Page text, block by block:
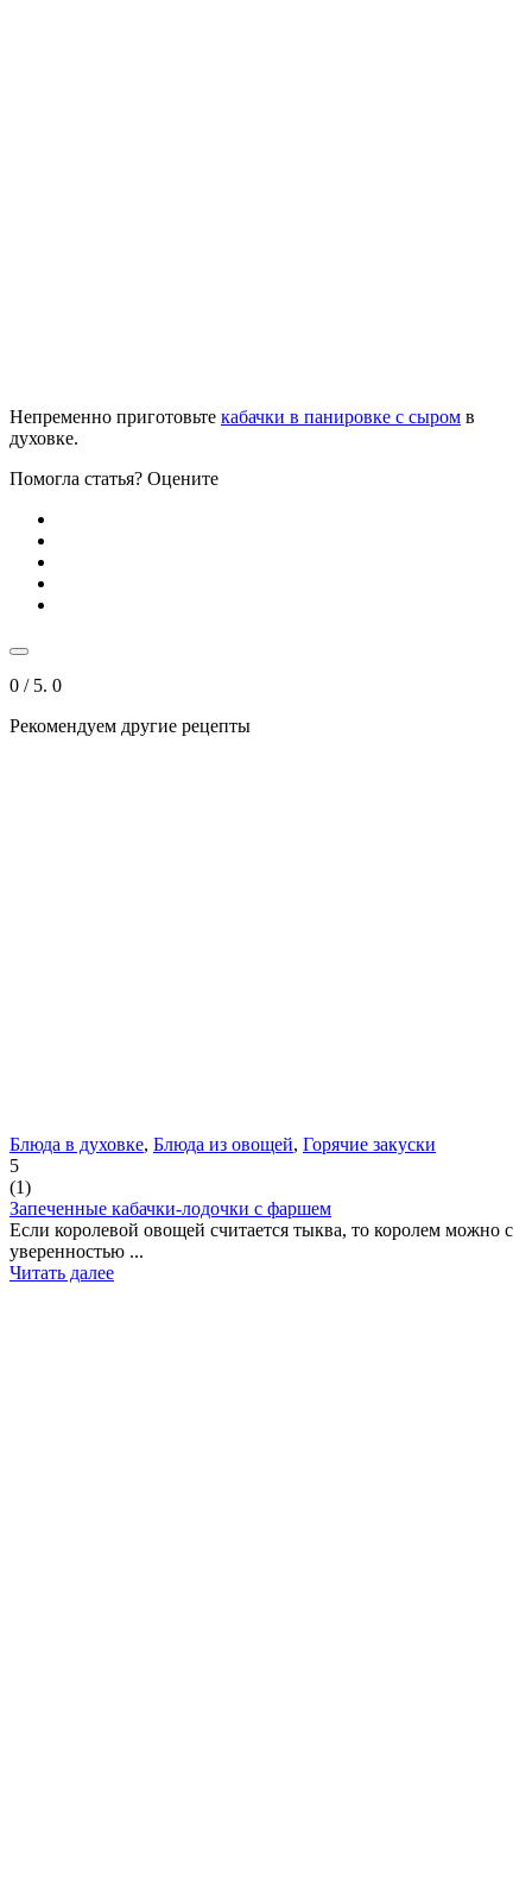
Непременно приготовьте кабачки в панировке с сыром в
духовке.
Помогла статья? Оцените
0 / 5. 0
Рекомендуем другие рецепты
Блюда в духовке, Блюда из овощей, Горячие закуски
5
(1)
Запеченные кабачки-лодочки с фаршем
Если королевой овощей считается тыква, то королем можно с
уверенностью ...
Читать далее